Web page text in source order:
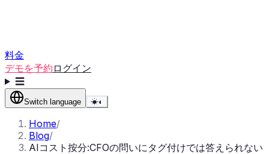
料金
デモを予約 ログイン
☰
Switch language ☀◐
Home/
Blog/
AIコスト按分:CFOの問いにタグ付けでは答えられない